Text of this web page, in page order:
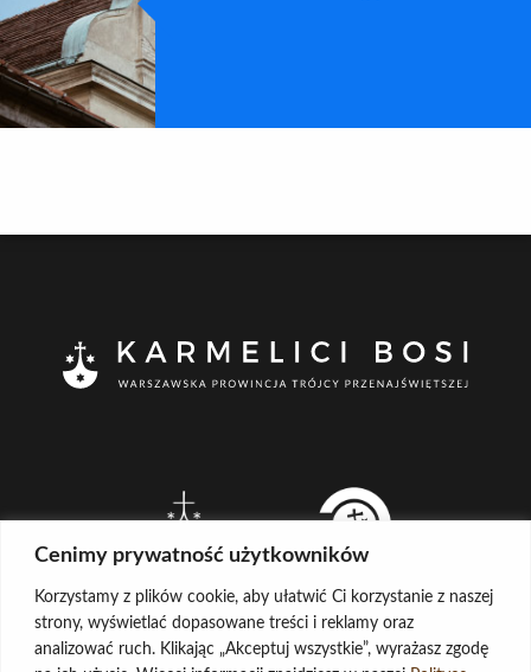
Cenimy prywatność użytkowników
Korzystamy z plików cookie, aby ułatwić Ci korzystanie z naszej
strony, wyświetlać dopasowane treści i reklamy oraz
analizować ruch. Klikając „Akceptuj wszystkie”, wyrażasz zgodę